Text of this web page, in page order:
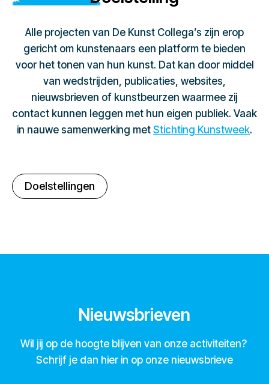
Alle projecten van De Kunst Collega’s zijn erop
gericht om kunstenaars een platform te bieden
voor het tonen van hun kunst. Dat kan door middel
van wedstrijden, publicaties, websites,
nieuwsbrieven of kunstbeurzen waarmee zij
contact kunnen leggen met hun eigen publiek. Vaak
in nauwe samenwerking met Stichting Kunstweek.
Doelstellingen
Nieuwsbrieven
Wil jij op de hoogte blijven van onze activiteiten?
Schrijf je dan hier in op onze nieuwsbrieve